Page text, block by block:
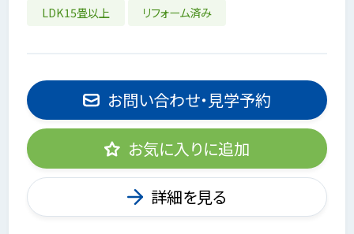
LDK15畳以上 リフォーム済み
お問い合わせ・見学予約
お気に入りに追加
詳細を見る